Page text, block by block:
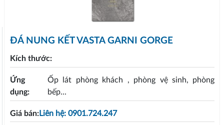
ĐÁ NUNG KẾT VASTA GARNI GORGE
Kích thước:
Ứng
dụng:
Ốp lát phòng khách , phòng vệ sinh, phòng
bếp...
Giá bán:Liên hệ: 0901.724.247